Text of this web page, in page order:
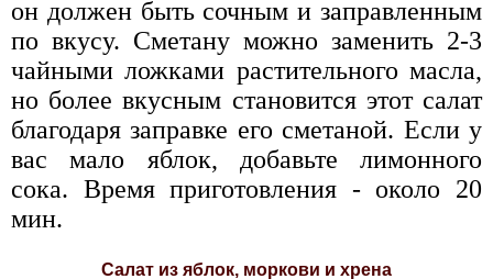
он должен быть сочным и заправленным
по вкусу. Сметану можно заменить 2-3
чайными ложками растительного масла,
но более вкусным становится этот салат
благодаря заправке его сметаной. Если у
вас мало яблок, добавьте лимонного
сока. Время приготовления - около 20
мин.
Салат из яблок, моркови и хрена